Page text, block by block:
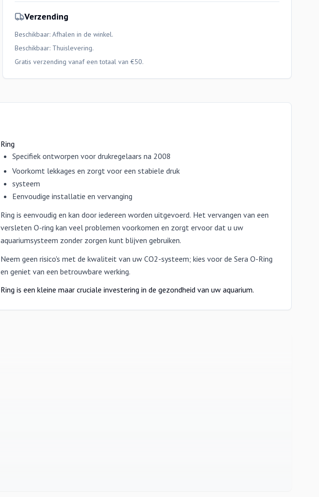
Verzending
Beschikbaar: Afhalen in de winkel.
Beschikbaar: Thuislevering.
Gratis verzending vanaf een totaal van €50.
Ring
Specifiek ontworpen voor drukregelaars na 2008
Voorkomt lekkages en zorgt voor een stabiele druk
systeem
Eenvoudige installatie en vervanging
Ring is eenvoudig en kan door iedereen worden uitgevoerd. Het vervangen van een
versleten O-ring kan veel problemen voorkomen en zorgt ervoor dat u uw
aquariumsysteem zonder zorgen kunt blijven gebruiken.
Neem geen risico's met de kwaliteit van uw CO2-systeem; kies voor de Sera O-Ring
en geniet van een betrouwbare werking.
Ring is een kleine maar cruciale investering in de gezondheid van uw aquarium.